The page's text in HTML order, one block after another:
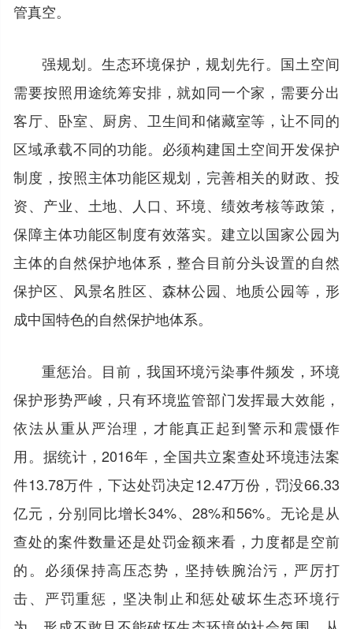
管真空。
强规划。生态环境保护，规划先行。国土空间
需要按照用途统筹安排，就如同一个家，需要分出
客厅、卧室、厨房、卫生间和储藏室等，让不同的
区域承载不同的功能。必须构建国土空间开发保护
制度，按照主体功能区规划，完善相关的财政、投
资、产业、土地、人口、环境、绩效考核等政策，
保障主体功能区制度有效落实。建立以国家公园为
主体的自然保护地体系，整合目前分头设置的自然
保护区、风景名胜区、森林公园、地质公园等，形
成中国特色的自然保护地体系。
重惩治。目前，我国环境污染事件频发，环境
保护形势严峻，只有环境监管部门发挥最大效能，
依法从重从严治理，才能真正起到警示和震慑作
用。据统计，2016年，全国共立案查处环境违法案
件13.78万件，下达处罚决定12.47万份，罚没66.33
亿元，分别同比增长34%、28%和56%。无论是从
查处的案件数量还是处罚金额来看，力度都是空前
的。必须保持高压态势，坚持铁腕治污，严厉打
击、严罚重惩，坚决制止和惩处破坏生态环境行